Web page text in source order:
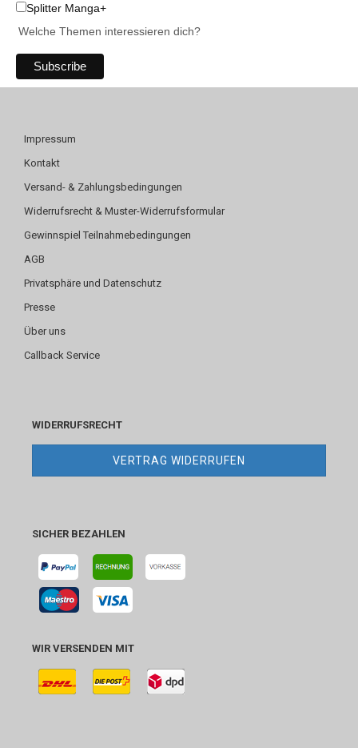
Splitter Manga+
Welche Themen interessieren dich?
Impressum
Kontakt
Versand- & Zahlungsbedingungen
Widerrufsrecht & Muster-Widerrufsformular
Gewinnspiel Teilnahmebedingungen
AGB
Privatsphäre und Datenschutz
Presse
Über uns
Callback Service
WIDERRUFSRECHT
VERTRAG WIDERRUFEN
SICHER BEZAHLEN
WIR VERSENDEN MIT